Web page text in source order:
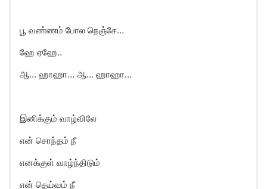
பூ வண்ணம் போல நெஞ்சே…
ஹே ஏஹே..
ஆ… ஹாஹா… ஆ… ஹாஹா…
இனிக்கும் வாழ்விலே
என் சொந்தம் நீ
எனக்குள் வாழ்ந்திடும்
என் தெய்வம் நீ